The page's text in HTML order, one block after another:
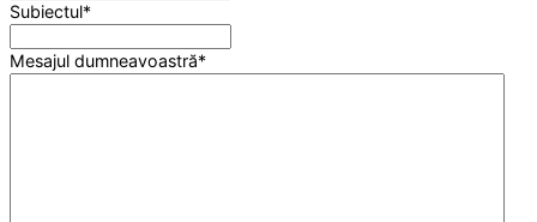
Subiectul*
Mesajul dumneavoastră*